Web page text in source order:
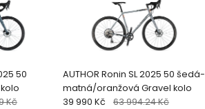
50
Kč
AUTHOR Ronin SL 2025 50 šedá-
matná/oranžová Gravel kolo
39 990 Kč 63 994.24 Kč